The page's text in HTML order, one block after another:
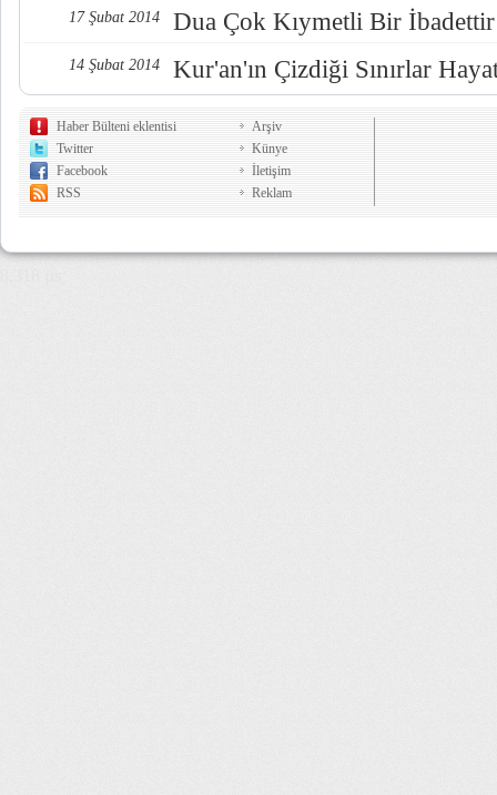
17 Şubat 2014 Dua Çok Kıymetli Bir İbadettir
14 Şubat 2014 Kur'an'ın Çizdiği Sınırlar
Haber Bülteni eklentisi
Twitter
Facebook
RSS
Arşiv
Künye
İletişim
Reklam